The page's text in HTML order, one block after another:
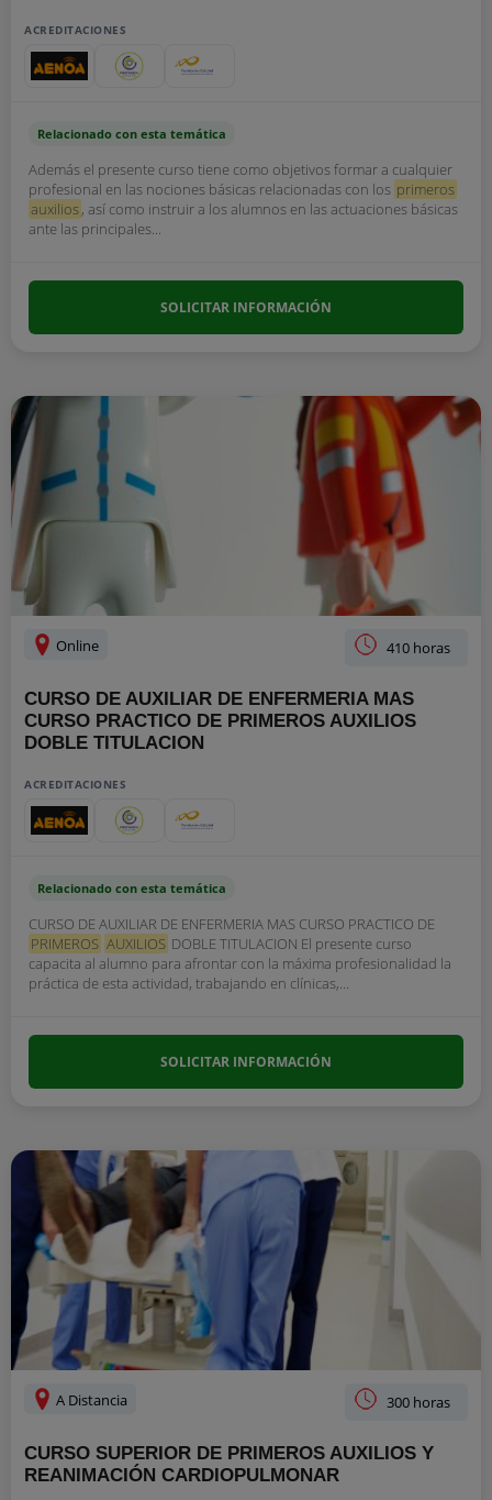
ACREDITACIONES
Relacionado con esta temática
Además el presente curso tiene como objetivos formar a cualquier
profesional en las nociones básicas relacionadas con los primeros
auxilios, así como instruir a los alumnos en las actuaciones básicas
ante las principales...
SOLICITAR INFORMACIÓN
Online 410 horas
CURSO DE AUXILIAR DE ENFERMERIA MAS
CURSO PRACTICO DE PRIMEROS AUXILIOS
DOBLE TITULACION
ACREDITACIONES
Relacionado con esta temática
CURSO DE AUXILIAR DE ENFERMERIA MAS CURSO PRACTICO DE
PRIMEROS AUXILIOS DOBLE TITULACION El presente curso
capacita al alumno para afrontar con la máxima profesionalidad la
práctica de esta actividad, trabajando en clínicas,...
SOLICITAR INFORMACIÓN
A Distancia 300 horas
CURSO SUPERIOR DE PRIMEROS AUXILIOS Y
REANIMACIÓN CARDIOPULMONAR